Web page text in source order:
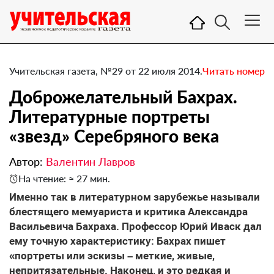
Учительская газета, №29 от 22 июля 2014.Читать номер
Доброжелательный Бахрах.
Литературные портреты
«звезд» Серебряного века
Автор: Валентин Лавров
На чтение: ≈ 27 мин.
​Именно так в литературном зарубежье называли
блестящего мемуариста и критика Александра
Васильевича Бахраха. Профессор Юрий Иваск дал
ему точную характеристику: Бахрах пишет
«портреты или эскизы – меткие, живые,
непритязательные. Наконец, и это редкая и